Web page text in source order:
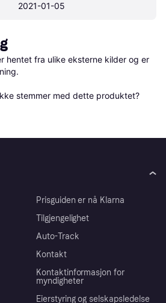
2021-01-05
hentet fra ulike eksterne kilder og er
stemmer med dette produktet?
Prisguiden er nå Klarna
Tilgjengelighet
Auto-Track
Kontakt
Kontaktinformasjon for
myndigheter
Eierstyring og selskapsledelse